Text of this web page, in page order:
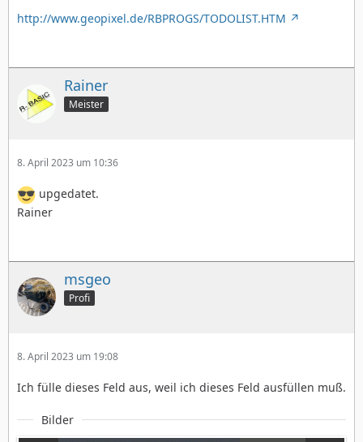
http://www.geopixel.de/RBPROGS/TODOLIST.HTM
Rainer
Meister
8. April 2023 um 10:36
upgedatet.
Rainer
msgeo
Profi
8. April 2023 um 19:08
Ich fülle dieses Feld aus, weil ich dieses Feld ausfüllen muß.
Bilder